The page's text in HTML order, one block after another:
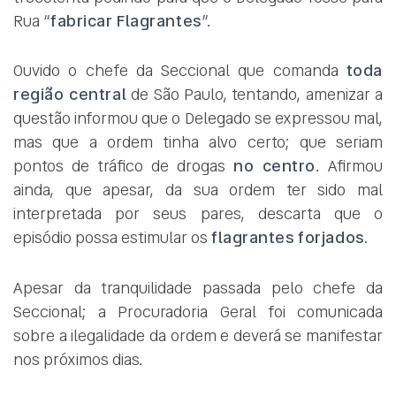
Rua “fabricar Flagrantes”.
Ouvido o chefe da Seccional que comanda toda
região centralde São Paulo, tentando, amenizar a
questão informou que o Delegado se expressou mal,
mas que a ordem tinha alvo certo; que seriam
pontos de tráfico de drogas no centro. Afirmou
ainda, que apesar, da sua ordem ter sido mal
interpretada por seus pares, descarta que o
episódio possa estimular osflagrantes forjados.
Apesar da tranquilidade passada pelo chefe da
Seccional; a Procuradoria Geral foi comunicada
sobre a ilegalidade da ordem e deverá se manifestar
nos próximos dias.